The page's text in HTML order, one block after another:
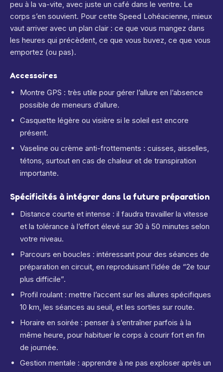
peu à la va-vite, avec juste un café dans le ventre. Le
corps s’en souvient. Pour cette Speed Lohéacienne, mieux
vaut arriver avec un plan clair : ce que vous mangez dans
les heures qui précèdent, ce que vous buvez, ce que vous
emportez (ou pas).
Accessoires
Montre GPS : très utile pour gérer l’allure en l’absence
possible de meneurs d’allure.
Casquette légère ou visière si le soleil est encore
présent.
Vaseline ou crème anti-frottements : cuisses, aisselles,
tétons, surtout en cas de chaleur et de transpiration
importante.
Spécificités à intégrer dans la future préparation
Distance courte et intense : il faudra travailler la vitesse
et la tolérance à l’effort élevé sur 30 à 50 minutes selon
votre niveau.
Parcours en boucles : intéressant pour des séances de
préparation en circuit, en reproduisant l’idée de “2e tour
plus difficile”.
Profil roulant : mettre l’accent sur les allures spécifiques
10 km, les séances au seuil, et les sorties sur route.
Horaire en soirée : penser à s’entraîner parfois à la
même heure, pour habituer le corps à courir fort en fin
de journée.
Gestion mentale : apprendre à ne pas exploser après un